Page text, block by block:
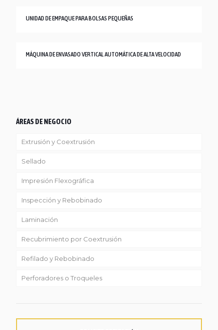
UNIDAD DE EMPAQUE PARA BOLSAS PEQUEÑAS
MÁQUINA DE ENVASADO VERTICAL AUTOMÁTICA DE ALTA VELOCIDAD
ÁREAS DE NEGOCIO
Extrusión y Coextrusión
Linea Reciclaje
Sellado
Impresión Flexográfica
Inspección y Rebobinado
Laminación
Recubrimiento por Coextrusión
Refilado y Rebobinado
Perforadores o Troqueles